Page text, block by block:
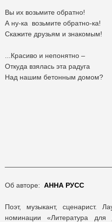
Вы их возьмите обратно!
А ну-ка возьмите обратно-ка!
Скажите друзьям и знакомым!
...Красиво и непонятно –
Откуда взялась эта радуга
Над нашим бетонным домом?
Об авторе: АННА РУСС
Поэт, музыкант, сценарист.
номинации «Литература для